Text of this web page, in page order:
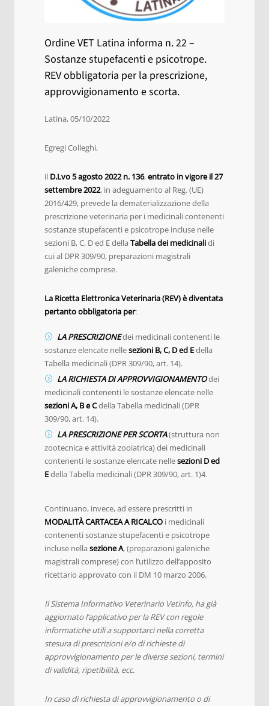
Ordine VET Latina informa n. 22 –
Sostanze stupefacenti e psicotrope.
REV obbligatoria per la prescrizione,
approvvigionamento e scorta.
Latina, 05/10/2022
Egregi Colleghi,
il D.Lvo 5 agosto 2022 n. 136,entrato in vigore il 27
settembre 2022, in adeguamento al Reg. (UE)
2016/429, prevede la dematerializzazione della
prescrizione veterinaria per i medicinali contenenti
sostanze stupefacenti e psicotrope incluse nelle
sezioni B, C, D ed E della Tabella dei medicinalidi
cui al DPR 309/90, preparazioni magistrali
galeniche comprese.
La Ricetta Elettronica Veterinaria (REV) è diventata
pertanto obbligatoria per:
LA PRESCRIZIONEdei medicinali contenenti le
sostanze elencate nellesezioni B, C, D ed Edella
Tabella medicinali (DPR 309/90, art. 14).
LA RICHIESTA DI APPROVVIGIONAMENTOdei
medicinali contenenti le sostanze elencate nelle
sezioni A, B e Cdella Tabella medicinali (DPR
309/90, art. 14).
LA PRESCRIZIONE PER SCORTA(struttura non
zootecnica e attività zooiatrica) dei medicinali
contenenti le sostanze elencate nellesezioni D ed
Edella Tabella medicinali (DPR 309/90, art. 1)4.
Continuano, invece, ad essere prescritti in
MODALITÀ CARTACEA A RICALCO i medicinali
contenenti sostanze stupefacenti e psicotrope
incluse nella sezione A, (preparazioni galeniche
magistrali comprese) con l’utilizzo dell’apposito
ricettario approvato con il DM 10 marzo 2006.
Il Sistema Informativo Veterinario Vetinfo, ha già
aggiornato l’applicativo per la REV con regole
informatiche utili a supportarci nella corretta
stesura di prescrizioni e/o di richieste di
approvvigionamento per le diverse sezioni, termini
di validità, ripetibilità, ecc.
In caso di richiesta di approvvigionamento o di